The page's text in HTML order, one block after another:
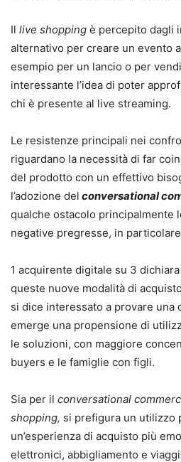
Il live shopping è percepito dagli
alternativo per creare un evento
esempio per un lancio o per
interessante l’idea di poter
chi è presente al live streaming.
Le resistenze principali nei
riguardano la necessità di far
del prodotto con un effettivo
l’adozione del conversational
qualche ostacolo principalmente
negative pregresse, in
1 acquirente digitale su 3
queste nuove modalità di
si dice interessato a provare una
emerge una propensione di
le soluzioni, con maggiore
buyers e le famiglie con figli.
Sia per il conversational
shopping, si prefigura un utilizzo
un’esperienza di acquisto più
elettronici, abbigliamento e